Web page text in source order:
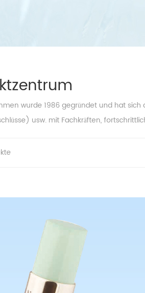
wurde 1986 gegründet und hat
usw. mit Fachkräften,